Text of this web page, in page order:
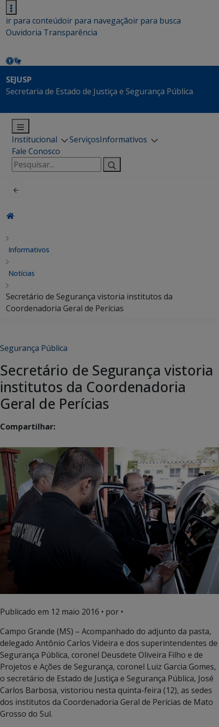
ir para conteúdoir para navegaçãoir para busca
Ouvidoria Transparência
SEJUSP
Secretaria de Estado de Justiça e Segurança Pública
Institucional ServiçosInformativos
Fale Conosco
Pesquisar
por:
Informativos
Notícias
Secretário de Segurança vistoria institutos da
Coordenadoria Geral de Perícias
Segurança Pública
Secretário de Segurança vistoria
institutos da Coordenadoria
Geral de Perícias
Compartilhar:
Publicado em 12 maio 2016 • por •
Campo Grande (MS) – Acompanhado do adjunto da pasta,
delegado Antônio Carlos Videira e dos superintendentes de
Segurança Pública, coronel Deusdete Oliveira Filho e de
Projetos e Ações de Segurança, coronel Luiz Garcia Gomes,
o secretário de Estado de Justiça e Segurança Pública, José
Carlos Barbosa, vistoriou nesta quinta-feira (12), as sedes
dos institutos da Coordenadoria Geral de Perícias de Mato
Grosso do Sul.